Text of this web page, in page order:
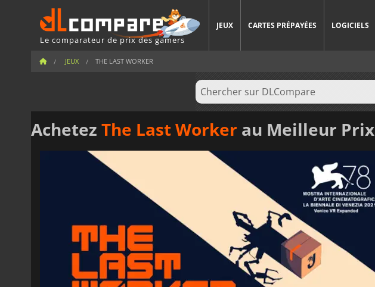
Le comparateur de prix des gamers
JEUX CARTES PRÉPAYÉES LOGICIELS
JEUX THE LAST WORKER
Achetez The Last Worker au Meilleur Prix